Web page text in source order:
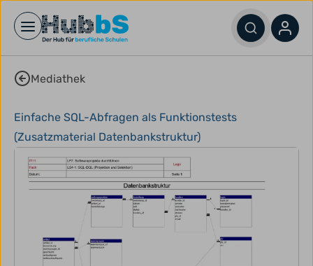
Open main menu
Mediathek
Einfache SQL-Abfragen als Funktionstests
(Zusatzmaterial Datenbankstruktur)